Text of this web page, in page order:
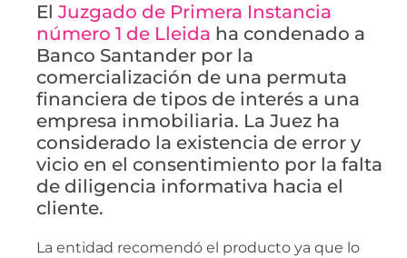
El Juzgado de Primera Instancia
número 1 de Lleida ha condenado a
Banco Santander por la
comercialización de una permuta
financiera de tipos de interés a una
empresa inmobiliaria. La Juez ha
considerado la existencia de error y
vicio en el consentimiento por la falta
de diligencia informativa hacia el
cliente.
La entidad recomendó el producto ya que lo